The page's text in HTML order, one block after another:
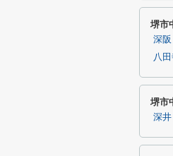
堺市
深阪
八田
堺市
深井